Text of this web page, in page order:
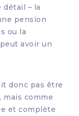
détail – la
pension
ou la
avoir un
donc pas être
comme
et complète